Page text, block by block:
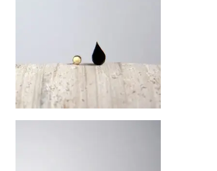
26.00 €
Į krepšelį